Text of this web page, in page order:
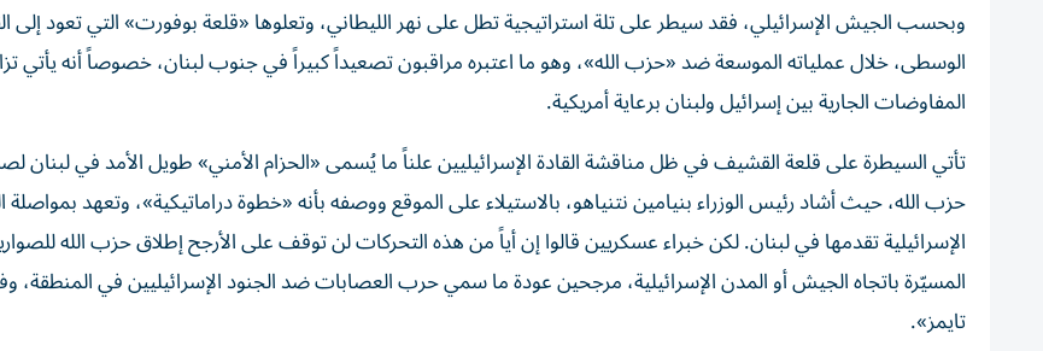
وبحسب الجيش الإسرائيلي، فقد سيطر على تلة استراتيجية تطل على نهر الليطاني، وتعلوها «قلعة بوفورت» التي تعود إلى
الوسطى، خلال عملياته الموسعة ضد «حزب الله»، وهو ما اعتبره مراقبون تصعيداً كبيراً في جنوب لبنان، خصوصاً أنه يأتي
المفاوضات الجارية بين إسرائيل ولبنان برعاية أمريكية.
تأتي السيطرة على قلعة القشيف في ظل مناقشة القادة الإسرائيليين علناً ما يُسمى «الحزام الأمني» طويل الأمد في
حزب الله، حيث أشاد رئيس الوزراء بنيامين نتنياهو، بالاستيلاء على الموقع ووصفه بأنه «خطوة دراماتيكية»، وتعهد بمواصلة
الإسرائيلية تقدمها في لبنان. لكن خبراء عسكريين قالوا إن أياً من هذه التحركات لن توقف على الأرجح إطلاق حزب الله
المسيّرة باتجاه الجيش أو المدن الإسرائيلية، مرجحين عودة ما سمي حرب العصابات ضد الجنود الإسرائيليين في المنطقة،
تايمز».